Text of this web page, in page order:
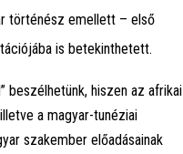
történész emellett – első
is betekinthetett.
beszélhetünk, hiszen az afrikai
a magyar-tunéziai
szakember előadásainak